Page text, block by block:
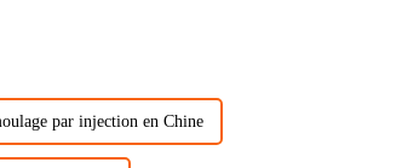
par injection en Chine